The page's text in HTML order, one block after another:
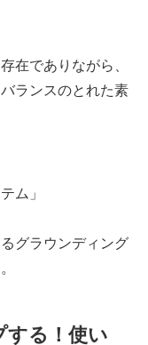
在でありながら、
ランスのとれた素
ム」
グラウンディング
する！使い